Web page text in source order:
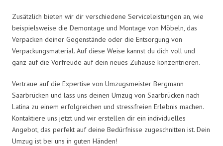
Zusätzlich bieten wir dir verschiedene Serviceleistungen an, wie
beispielsweise die Demontage und Montage von Möbeln, das
Verpacken deiner Gegenstände oder die Entsorgung von
Verpackungsmaterial. Auf diese Weise kannst du dich voll und
ganz auf die Vorfreude auf dein neues Zuhause konzentrieren.
Vertraue auf die Expertise von Umzugsmeister Bergmann
Saarbrücken und lass uns deinen Umzug von Saarbrücken nach
Latina zu einem erfolgreichen und stressfreien Erlebnis machen.
Kontaktiere uns jetzt und wir erstellen dir ein individuelles
Angebot, das perfekt auf deine Bedürfnisse zugeschnitten ist. Dein
Umzug ist bei uns in guten Händen!